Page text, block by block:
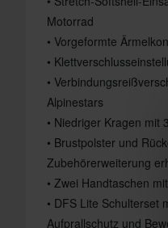
Motorrad
• Vorgeformte
•
•
Alpinestars
• Niedriger Kragen mit
• Brustpolster und
Zubehörerweiterung
• Zwei Handtaschen
• DFS Lite Schulterset
Aufprallschutz und